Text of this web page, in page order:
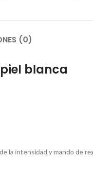
(0)
blanca
la intensidad y mando de